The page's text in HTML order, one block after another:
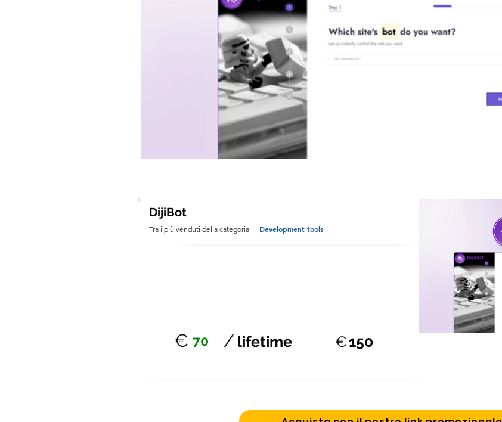
DijiBot
Tra i più venduti della categoria : Development tools
€ 70 / lifetime 150
€